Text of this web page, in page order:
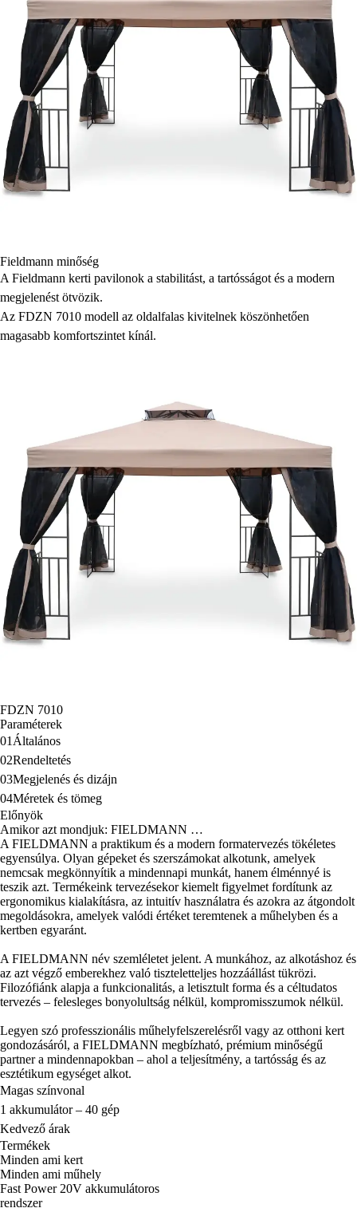
Fieldmann minőség
A Fieldmann kerti pavilonok a stabilitást, a tartósságot és a modern
megjelenést ötvözik.
Az FDZN 7010 modell az oldalfalas kivitelnek köszönhetően
magasabb komfortszintet kínál.
FDZN 7010
Paraméterek
01 Általános
02Rendeltetés
03Megjelenés és dizájn
04Méretek és tömeg
Előnyök
Amikor azt mondjuk: FIELDMANN …
A FIELDMANN a praktikum és a modern formatervezés tökéletes
egyensúlya. Olyan gépeket és szerszámokat alkotunk, amelyek
nemcsak megkönnyítik a mindennapi munkát, hanem élménnyé is
teszik azt. Termékeink tervezésekor kiemelt figyelmet fordítunk az
ergonomikus kialakításra, az intuitív használatra és azokra az átgondolt
megoldásokra, amelyek valódi értéket teremtenek a műhelyben és a
kertben egyaránt.
A FIELDMANN név szemléletet jelent. A munkához, az alkotáshoz és
az azt végző emberekhez való tiszteletteljes hozzáállást tükrözi.
Filozófiánk alapja a funkcionalitás, a letisztult forma és a céltudatos
tervezés – felesleges bonyolultság nélkül, kompromisszumok nélkül.
Legyen szó professzionális műhelyfelszerelésről vagy az otthoni kert
gondozásáról, a FIELDMANN megbízható, prémium minőségű
partner a mindennapokban – ahol a teljesítmény, a tartósság és az
esztétikum egységet alkot.
Magas színvonal
1 akkumulátor – 40 gép
Kedvező árak
Termékek
Minden ami kert
Minden ami műhely
Fast Power 20V akkumulátoros
rendszer